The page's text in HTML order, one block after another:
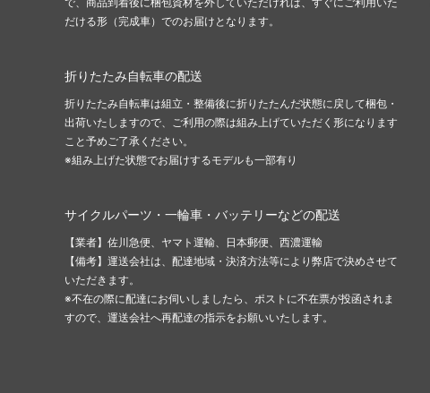
だける形（完成車）でのお届けとなります。
折りたたみ自転車の配送
折りたたみ自転車は組立・整備後に折りたたんだ状態に戻して梱包・
出荷いたしますので、ご利用の際は組み上げていただく形になります
こと予めご了承ください。
※組み上げた状態でお届けするモデルも一部有り
サイクルパーツ・一輪車・バッテリーなどの配送
【業者】佐川急便、ヤマト運輸、日本郵便、西濃運輸
【備考】運送会社は、配達地域・決済方法等により弊店で決めさせて
いただきます。
※不在の際に配達にお伺いしましたら、ポストに不在票が投函されま
すので、運送会社へ再配達の指示をお願いいたします。